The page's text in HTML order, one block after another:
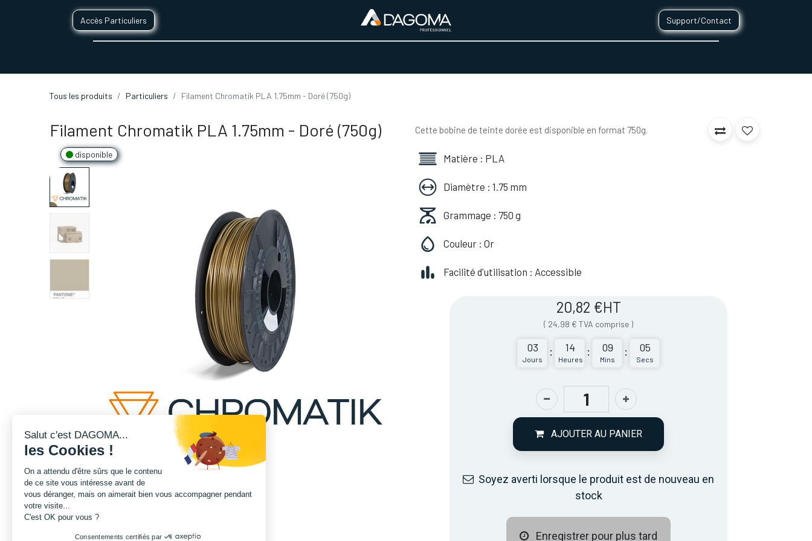
Accès Particuliers Support/Contact
Tous les produits Particuliers Filament Chromatik PLA 1.75mm - Doré (750g)
Filament Chromatik PLA 1.75mm - Doré (750g)
disponible
Cette bobine de teinte dorée est disponible en format 750g.
Matière : PLA
Diamètre : 1.75 mm
Grammage : 750 g
Couleur : Or
Facilité d'utilisation : Accessible
20,82 €HT
( 24,98 € TVA comprise )
03
Jours
: 14
Heures
: 09
Mins
: 05
Secs
AJOUTER AU PANIER
Soyez averti lorsque le produit est de nouveau en
stock
Enregistrer pour plus tard
Salut c'est DAGOMA...
les Cookies !
On a attendu d'être sûrs que le contenu
de ce site vous intéresse avant de
vous déranger, mais on aimerait bien vous accompagner pendant
votre visite...
C'est OK pour vous ?
Consentements certifiés par